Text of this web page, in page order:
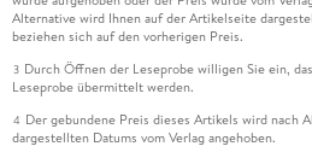
Alternative wird Ihnen auf der Artikelseite
beziehen sich auf den vorherigen Preis.
3 Durch Öffnen der Leseprobe willigen Sie ein,
Leseprobe übermittelt werden.
4 Der gebundene Preis dieses Artikels wird nach
dargestellten Datums vom Verlag angehoben.